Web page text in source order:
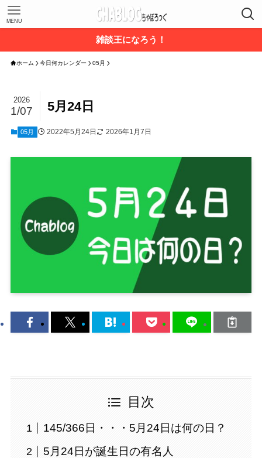
MENU
雑談王になろう！
ホーム 今日何カレンダー 05月
5月24日
2026
1/07
05月 2022年5月24日 2026年1月7日
目次
145/366日・・・5月24日は何の日？
5月24日が誕生日の有名人